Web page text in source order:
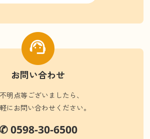
お問い合わせ
明点等ございましたら、
にお問い合わせください。
✆ 0598-30-6500